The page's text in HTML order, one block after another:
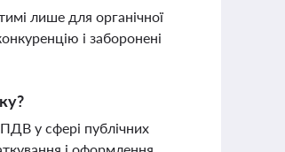
лише для органічної
і заборонені
у сфері публічних